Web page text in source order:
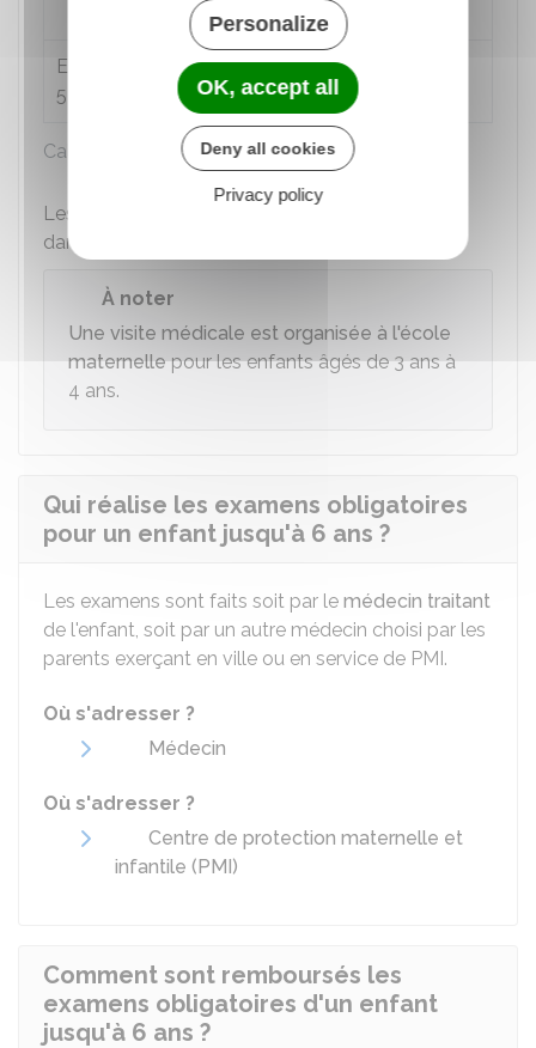
Calendrier des examens
certificat de santé
Entre 2 ans et
5 ans
4 examens (1 fois par an)
Les résultats de ces examens sont mentionnés
dans le
À noter
Une visite médicale est organisée à l'école
maternellepour les enfants âgés de 3 ans à
4 ans.
Qui réalise les examens obligatoires
pour un enfant jusqu'à 6 ans ?
Les examens sont faits soit par le médecin traitant
de l'enfant, soit par un autre médecin choisi par les
parents exerçant en ville ou en service de PMI.
Où s'adresser ?
Médecin
Où s'adresser ?
Centre de protection maternelle et
infantile (PMI)
Comment sont remboursés les
examens obligatoires d'un enfant
jusqu'à 6 ans ?
Personalize
OK, accept all
Deny all cookies
Privacy policy